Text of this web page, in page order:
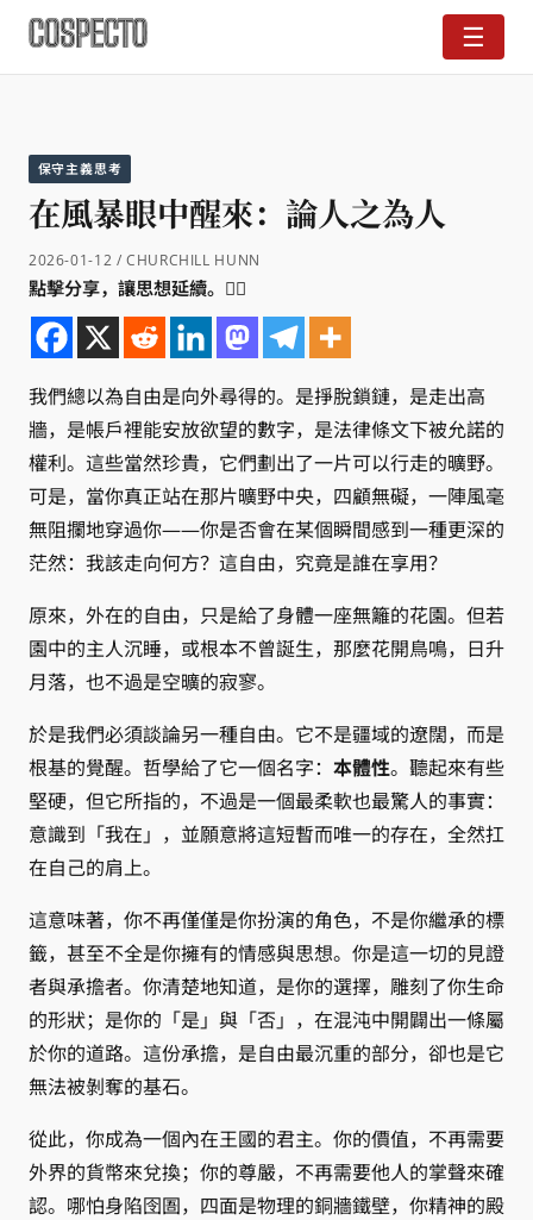
☰
保守主義思考
在風暴眼中醒來：論人之為人
2026-01-12 / CHURCHILL HUNN
點擊分享，讓思想延續。👇🏼
我們總以為自由是向外尋得的。是掙脫鎖鏈，是走出高
牆，是帳戶裡能安放欲望的數字，是法律條文下被允諾的
權利。這些當然珍貴，它們劃出了一片可以行走的曠野。
可是，當你真正站在那片曠野中央，四顧無礙，一陣風毫
無阻攔地穿過你——你是否會在某個瞬間感到一種更深的
茫然：我該走向何方？這自由，究竟是誰在享用？
原來，外在的自由，只是給了身體一座無籬的花園。但若
園中的主人沉睡，或根本不曾誕生，那麼花開鳥鳴，日升
月落，也不過是空曠的寂寥。
於是我們必須談論另一種自由。它不是疆域的遼闊，而是
根基的覺醒。哲學給了它一個名字： 本體性。聽起來有些
堅硬，但它所指的，不過是一個最柔軟也最驚人的事實：
意識到「我在」，並願意將這短暫而唯一的存在，全然扛
在自己的肩上。
這意味著，你不再僅僅是你扮演的角色，不是你繼承的標
籤，甚至不全是你擁有的情感與思想。你是這一切的見證
者與承擔者。你清楚地知道，是你的選擇，雕刻了你生命
的形狀；是你的「是」與「否」，在混沌中開闢出一條屬
於你的道路。這份承擔，是自由最沉重的部分，卻也是它
無法被剝奪的基石。
從此，你成為一個內在王國的君主。你的價值，不再需要
外界的貨幣來兌換；你的尊嚴，不再需要他人的掌聲來確
認。哪怕身陷囹圄，四面是物理的銅牆鐵壁，你精神的殿